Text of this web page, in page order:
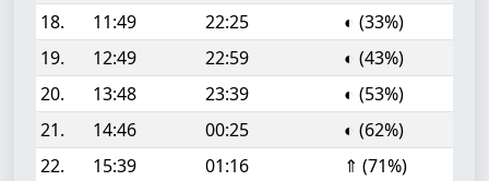
18.
11:49 22:25
◐ (33%)
19.
12:49 22:59
◐ (43%)
20.
13:48 23:39
◐ (53%)
21.
14:46 00:25
◐ (62%)
22.
15:39 01:16
⇑ (71%)